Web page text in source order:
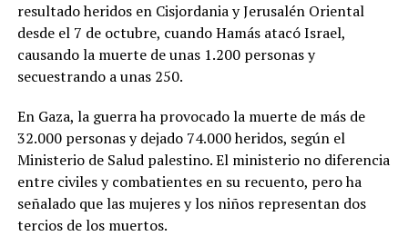
resultado heridos en Cisjordania y Jerusalén Oriental
desde el 7 de octubre, cuando Hamás atacó Israel,
causando la muerte de unas 1.200 personas y
secuestrando a unas 250.
En Gaza, la guerra ha provocado la muerte de más de
32.000 personas y dejado 74.000 heridos, según el
Ministerio de Salud palestino. El ministerio no diferencia
entre civiles y combatientes en su recuento, pero ha
señalado que las mujeres y los niños representan dos
tercios de los muertos.